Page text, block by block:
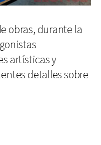
obras, durante la
artísticas y
detalles sobre